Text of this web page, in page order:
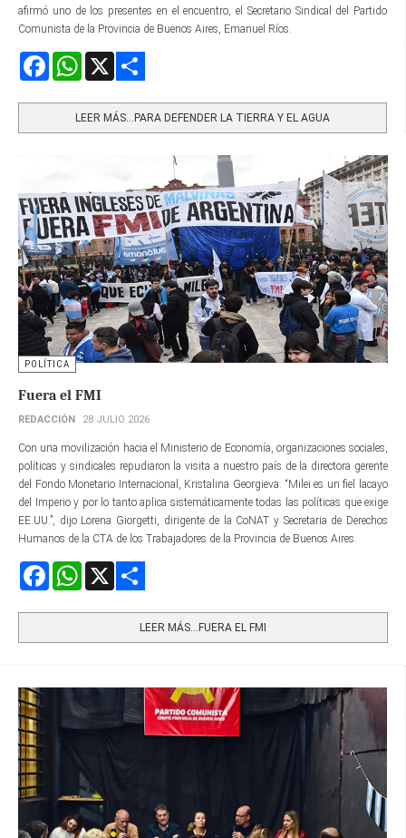
afirmó uno de los presentes en el encuentro, el Secretario Sindical del Partido
Comunista de la Provincia de Buenos Aires, Emanuel Ríos.
FacebookWhatsApp
LEER MÁS…PARA DEFENDER LA TIERRA Y EL AGUA
POLÍTICA
Fuera el FMI
REDACCIÓN 28 JULIO 2026
Con una movilización hacia el Ministerio de Economía, organizaciones sociales,
políticas y sindicales repudiaron la visita a nuestro país de la directora gerente​
del Fondo Monetario Internacional, Kristalina Georgieva. “Milei es un fiel lacayo
del Imperio y por lo tanto aplica sistemáticamente todas las políticas que exige
EE.UU.”, dijo Lorena Giorgetti, dirigente de la CoNAT y Secretaria de Derechos
Humanos de la CTA de los Trabajadores de la Provincia de Buenos Aires.
FacebookWhatsApp
LEER MÁS…FUERA EL FMI